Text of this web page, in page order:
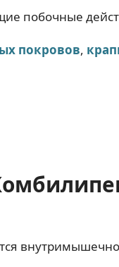
побочные
покровов,